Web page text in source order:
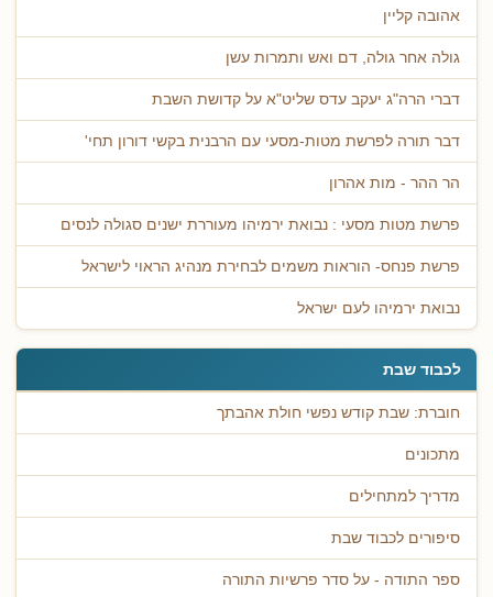
אהובה קליין
גולה אחר גולה, דם ואש ותמרות עשן
דברי הרה"ג יעקב עדס שליט"א על קדושת השבת
דבר תורה לפרשת מטות-מסעי עם הרבנית בקשי דורון תחי'
הר ההר - מות אהרון
פרשת מטות מסעי : נבואת ירמיהו מעוררת ישנים סגולה לנסים
פרשת פנחס- הוראות משמים לבחירת מנהיג הראוי לישראל
נבואת ירמיהו לעם ישראל
לכבוד שבת
חוברת: שבת קודש נפשי חולת אהבתך
מתכונים
מדריך למתחילים
סיפורים לכבוד שבת
ספר התודה - על סדר פרשיות התורה